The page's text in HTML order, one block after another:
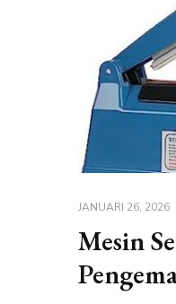
JANUARI 26, 2026
Mesin